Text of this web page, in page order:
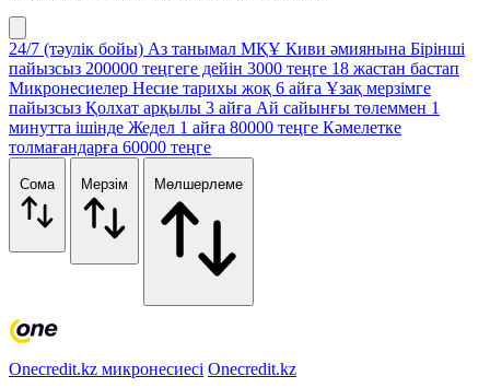
24/7 (тәулік бойы) Аз танымал МҚҰ Киви әмиянына Бірінші
пайызсыз 200000 теңгеге дейін 3000 теңге 18 жастан бастап
Микронесиелер Несие тарихы жоқ 6 айға Ұзақ мерзімге
пайызсыз Қолхат арқылы 3 айға Ай сайынғы төлеммен 1
минутта ішінде Жедел 1 айға 80000 теңге Кәмелетке
толмағандарға 60000 теңге
Сома Мерзім Мөлшерлеме
Onecredit.kz микронесиесі Onecredit.kz